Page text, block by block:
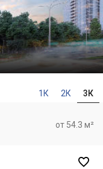
1К 2К 3К
от 54.3 м²
